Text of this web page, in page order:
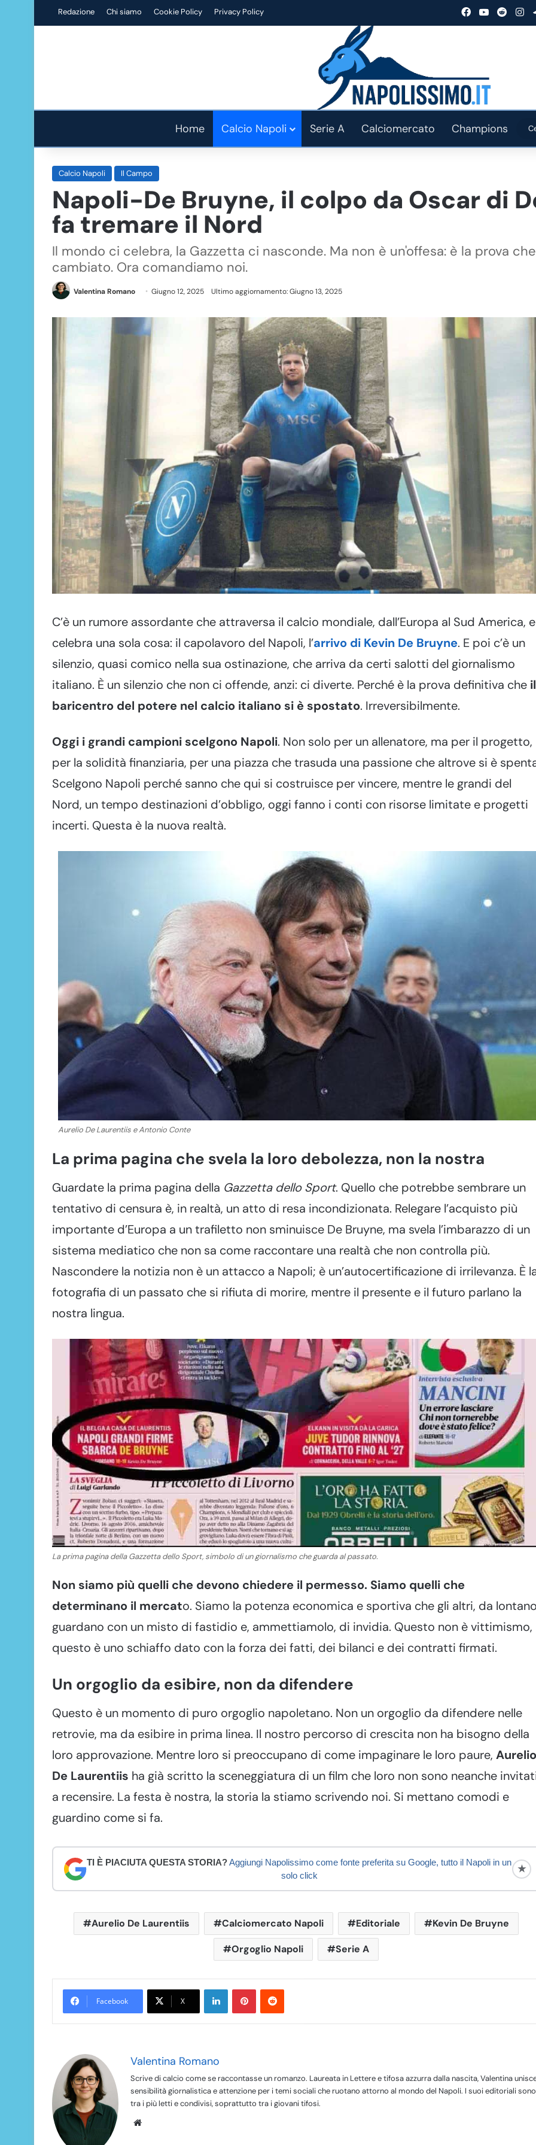
Redazione Chi siamo Cookie Policy Privacy Policy FacebookYou TubeReddit
Home Calcio Napoli Serie A Calciomercato Champions
Calcio Napoli Il Campo
Napoli-De Bruyne, il colpo da Oscar di
fa tremare il Nord
Il mondo ci celebra, la Gazzetta ci nasconde. Ma non è un'offesa: è la prova
cambiato. Ora comandiamo noi.
Valentina Romano Giugno 12, 2025 Ultimo aggiornamento: Giugno 13, 2025
C’è un rumore assordante che attraversa il calcio mondiale, dall’Europa al Sud America, e
celebra una sola cosa: il capolavoro del Napoli, l’arrivo di Kevin De Bruyne. E poi c’è un
silenzio, quasi comico nella sua ostinazione, che arriva da certi salotti del giornalismo
italiano. È un silenzio che non ci offende, anzi: ci diverte. Perché è la prova definitiva che il
baricentro del potere nel calcio italiano si è spostato. Irreversibilmente.
Oggi i grandi campioni scelgono Napoli. Non solo per un allenatore, ma per il progetto,
per la solidità finanziaria, per una piazza che trasuda una passione che altrove si è
Scelgono Napoli perché sanno che qui si costruisce per vincere, mentre le grandi del
Nord, un tempo destinazioni d’obbligo, oggi fanno i conti con risorse limitate e progetti
incerti. Questa è la nuova realtà.
Aurelio De Laurentiis e Antonio Conte
La prima pagina che svela la loro debolezza, non la nostra
Guardate la prima pagina della Gazzetta dello Sport. Quello che potrebbe sembrare un
tentativo di censura è, in realtà, un atto di resa incondizionata. Relegare l’acquisto più
importante d’Europa a un trafiletto non sminuisce De Bruyne, ma svela l’imbarazzo di un
sistema mediatico che non sa come raccontare una realtà che non controlla più.
Nascondere la notizia non è un attacco a Napoli; è un’autocertificazione di irrilevanza. È
fotografia di un passato che si rifiuta di morire, mentre il presente e il futuro parlano la
nostra lingua.
La prima pagina della Gazzetta dello Sport, simbolo di un giornalismo che guarda al passato.
Non siamo più quelli che devono chiedere il permesso. Siamo quelli che
determinano il mercato. Siamo la potenza economica e sportiva che gli altri, da
guardano con un misto di fastidio e, ammettiamolo, di invidia. Questo non è vittimismo,
questo è uno schiaffo dato con la forza dei fatti, dei bilanci e dei contratti firmati.
Un orgoglio da esibire, non da difendere
Questo è un momento di puro orgoglio napoletano. Non un orgoglio da difendere nelle
retrovie, ma da esibire in prima linea. Il nostro percorso di crescita non ha bisogno della
loro approvazione. Mentre loro si preoccupano di come impaginare le loro paure, Aurelio
De Laurentiis ha già scritto la sceneggiatura di un film che loro non sono neanche
a recensire. La festa è nostra, la storia la stiamo scrivendo noi. Si mettano comodi e
guardino come si fa.
TI È PIACIUTA QUESTA STORIA?Aggiungi Napolissimo come fonte preferita su Google, tutto il Napoli in un
solo click
★
Aurelio De Laurentiis Calciomercato Napoli Editoriale Kevin De Bruyne
Orgoglio Napoli Serie A
Facebook X
Valentina Romano
Scrive di calcio come se raccontasse un romanzo. Laureata in Lettere e tifosa azzurra dalla nascita, Valentina
sensibilità giornalistica e attenzione per i temi sociali che ruotano attorno al mondo del Napoli. I suoi editoriali sono
tra i più letti e condivisi, soprattutto tra i giovani tifosi.